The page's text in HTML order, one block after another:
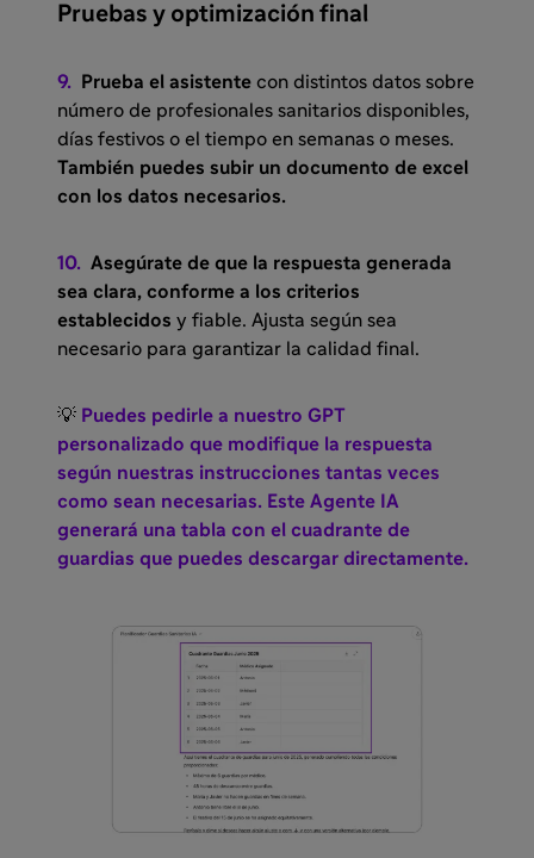
Pruebas y optimización final
9. Prueba el asistente con distintos datos sobre
número de profesionales sanitarios disponibles,
días festivos o el tiempo en semanas o meses.
También puedes subir un documento de excel
con los datos necesarios.
10. Asegúrate de que la respuesta generada
sea clara, conforme a los criterios
establecidos y fiable. Ajusta según sea
necesario para garantizar la calidad final.
💡 Puedes pedirle a nuestro GPT
personalizado que modifique la respuesta
según nuestras instrucciones tantas veces
como sean necesarias. Este Agente IA
generará una tabla con el cuadrante de
guardias que puedes descargar directamente.